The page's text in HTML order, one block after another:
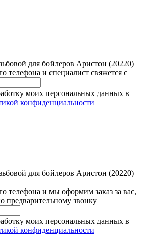
для бойлеров Аристон (20220)
телефона и специалист свяжется с
моих персональных данных в
конфиденциальности
для бойлеров Аристон (20220)
телефона и мы оформим заказ за вас,
предварительному звонку
моих персональных данных в
конфиденциальности